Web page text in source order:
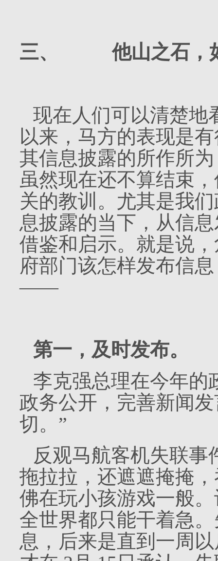
三、 他山之石，
现在人们可以清楚地
以来，马方的表现是
其信息披露的所作所
虽然现在还不算结束
关的教训。尤其是我
息披露的当下，从信
借鉴和启示。就是说
府部门该怎样发布信
——
第一，及时发布。
李克强总理在今年的
政务公开，完善新闻
切。”
反观马航客机失联事
拖拉拉，还遮遮掩掩
佛在玩小孩游戏一般
全世界都只能干着急
息，后来是直到一周